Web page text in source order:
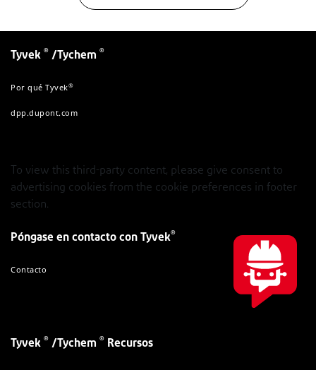
Tyvek ® /Tychem ®
Por qué Tyvek®
dpp.dupont.com
To view this third-party content, please give consent to
advertising cookies from the cookie preferences in footer
section.
Póngase en contacto con Tyvek®
Contacto
Tyvek ® /Tychem ® Recursos